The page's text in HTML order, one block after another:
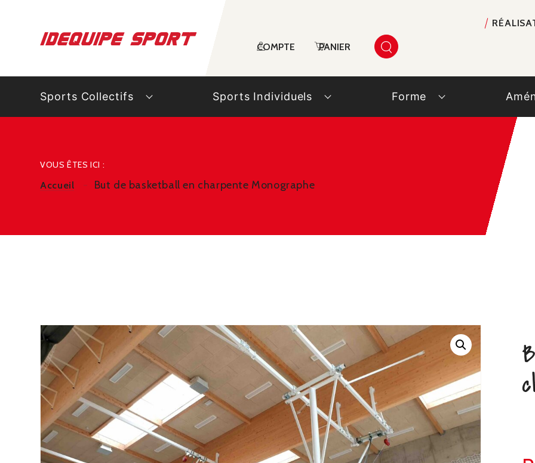
COMPTE PANIER
Sports Collectifs Sports Individuels Forme
VOUS ÊTES ICI :
Accueil But de basketball en charpente Monographe